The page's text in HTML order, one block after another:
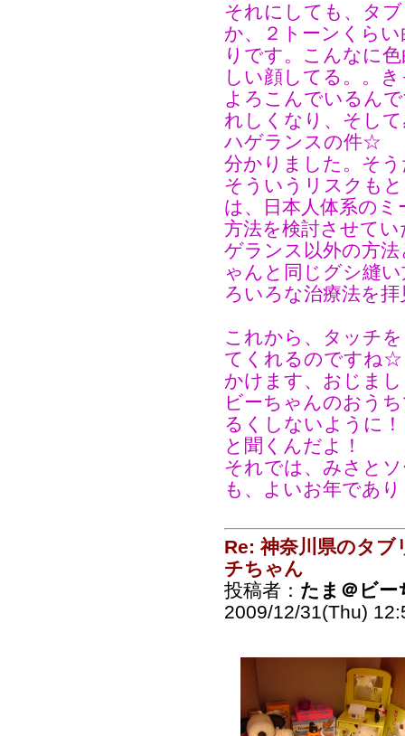
それにしても、タ
か、２トーンくら
りです。こんなに
しい顔してる。。
よろこんでいるん
れしくなり、そし
ハゲランスの件☆
分かりました。そ
そういうリスクも
は、日本人体系の
方法を検討させて
ゲランス以外の方
ゃんと同じグシ縫
ろいろな治療法を
これから、タッチ
てくれるのですね☆
かけます、おじま
ビーちゃんのおう
るくしないように
と聞くんだよ！
それでは、みさと
も、よいお年であ
Re: 神奈川県のタ
チちゃん
投稿者： たま＠ビー
2009/12/31(Thu)